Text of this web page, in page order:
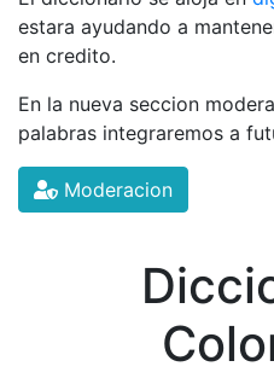
estara ayudando a
en credito.
En la nueva seccion
palabras integraremos a
Moderacion